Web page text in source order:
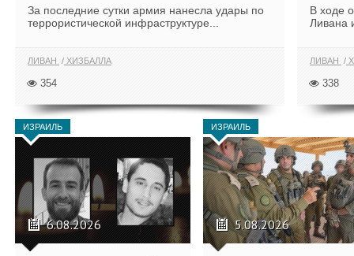
За последние сутки армия нанесла удары по
террористической инфраструктуре...
ЛИВАН ХИЗБАЛЛА
354
В ходе
Ливана
ЛИВАН
338
ИЗРАИЛЬ
6.08.2026
ИЗРАИЛЬ
5.08.2026